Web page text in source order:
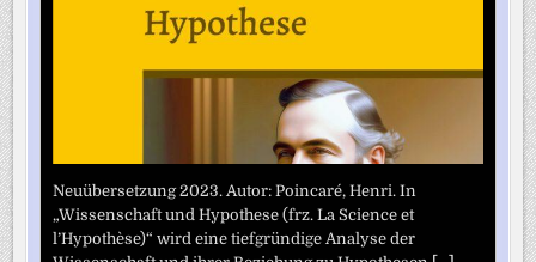
Neuübersetzung 2023. Autor: Poincaré, Henri. In
„Wissenschaft und Hypothese (frz. La Science et
l’Hypothèse)“ wird eine tiefgründige Analyse der